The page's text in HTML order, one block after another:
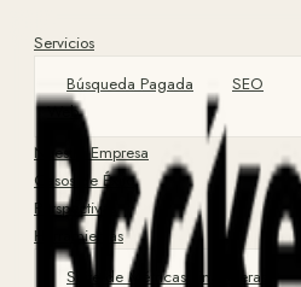
Servicios
Búsqueda Pagada
SEO
Web
Nuestra Empresa
Casos de Éxito
Perspectivas
Herramientas
Suite de Métricas Financieras